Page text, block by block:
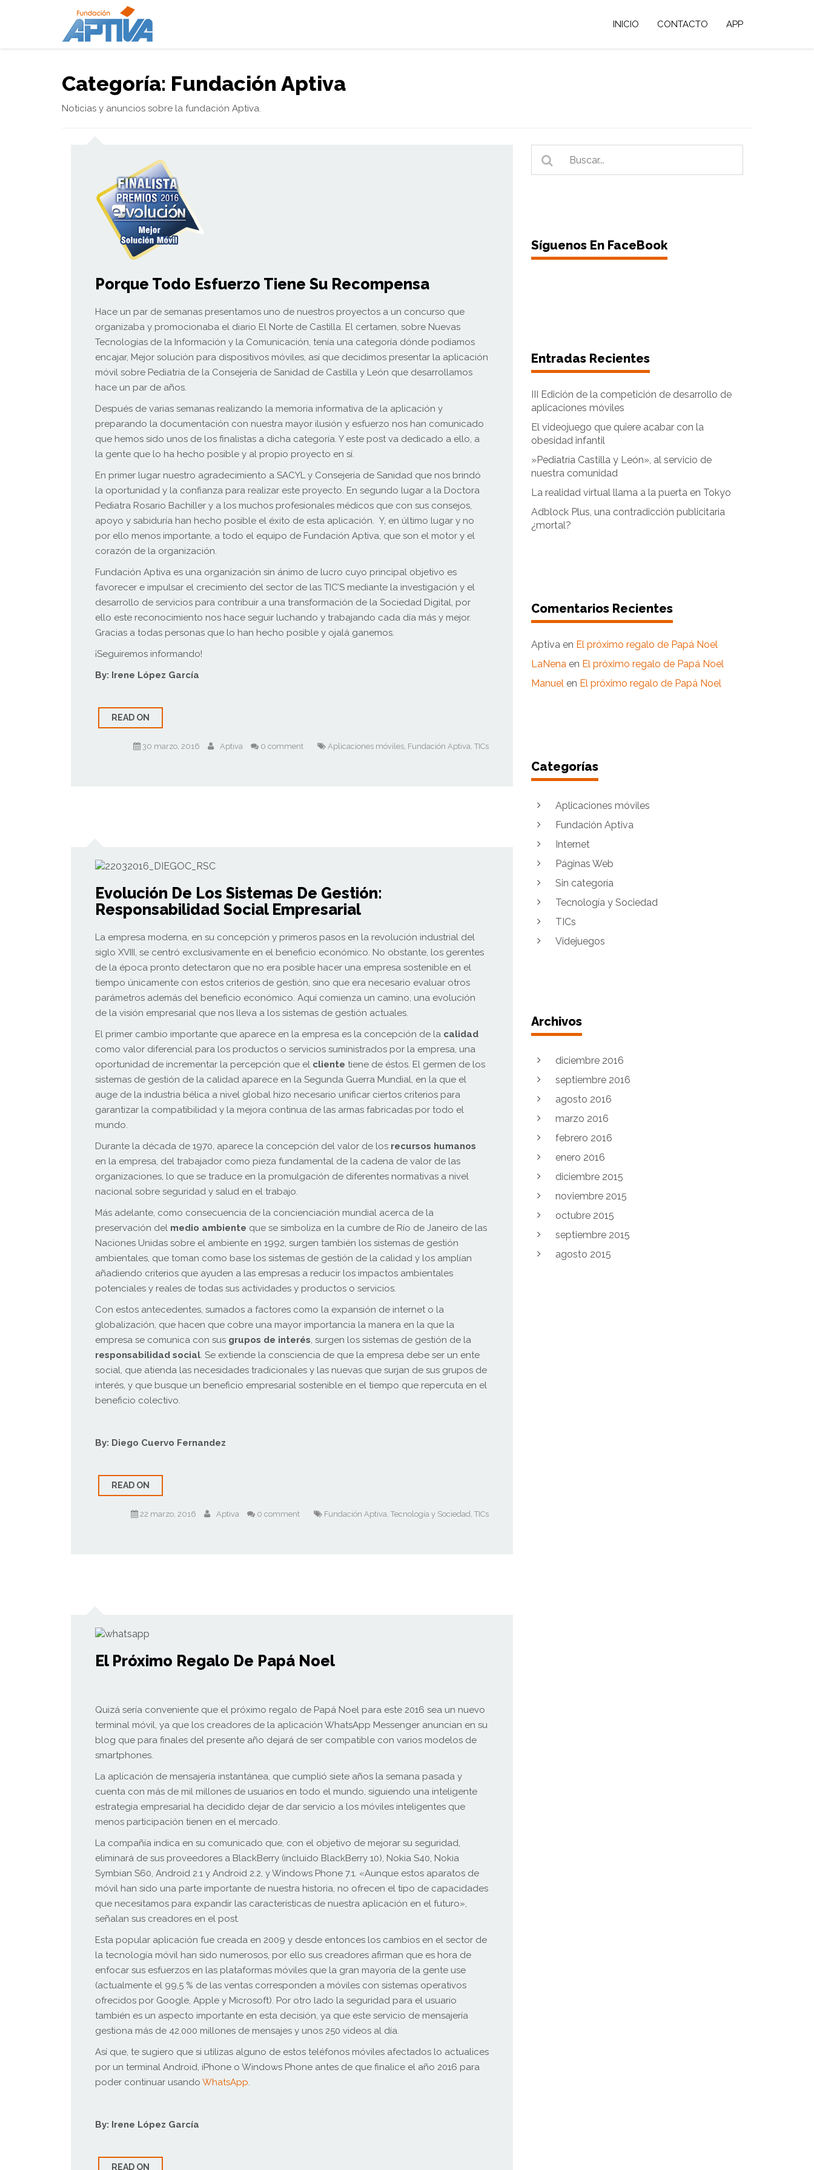
INICIO CONTACTO APP
Categoría: Fundación Aptiva
Noticias y anuncios sobre la fundación Aptiva.
Porque Todo Esfuerzo Tiene Su Recompensa
Hace un par de semanas presentamos uno de nuestros proyectos a un concurso que
organizaba y promocionaba el diario El Norte de Castilla. El certamen, sobre Nuevas
Tecnologías de la Información y la Comunicación, tenía una categoría dónde podíamos
encajar, Mejor solución para dispositivos móviles, así que decidimos presentar la aplicación
móvil sobre Pediatría de la Consejería de Sanidad de Castilla y León que desarrollamos
hace un par de años.
Después de varias semanas realizando la memoria informativa de la aplicación y
preparando la documentación con nuestra mayor ilusión y esfuerzo nos han comunicado
que hemos sido unos de los finalistas a dicha categoría. Y este post va dedicado a ello, a
la gente que lo ha hecho posible y al propio proyecto en sí.
En primer lugar nuestro agradecimiento a SACYL y Consejería de Sanidad que nos brindó
la oportunidad y la confianza para realizar este proyecto. En segundo lugar a la Doctora
Pediatra Rosario Bachiller y a los muchos profesionales médicos que con sus consejos,
apoyo y sabiduría han hecho posible el éxito de esta aplicación. Y, en último lugar y no
por ello menos importante, a todo el equipo de Fundación Aptiva, que son el motor y el
corazón de la organización.
Fundación Aptiva es una organización sin ánimo de lucro cuyo principal objetivo es
favorecer e impulsar el crecimiento del sector de las TIC’S mediante la investigación y el
desarrollo de servicios para contribuir a una transformación de la Sociedad Digital, por
ello este reconocimiento nos hace seguir luchando y trabajando cada día más y mejor.
Gracias a todas personas que lo han hecho posible y ojalá ganemos.
¡Seguiremos informando!
By: Irene López García
READ ON
30 marzo, 2016 Aptiva 0 comment Aplicaciones móviles, Fundación Aptiva, TICs
Evolución De Los Sistemas De Gestión:
Responsabilidad Social Empresarial
La empresa moderna, en su concepción y primeros pasos en la revolución industrial del
siglo XVIII, se centró exclusivamente en el beneficio económico. No obstante, los gerentes
de la época pronto detectaron que no era posible hacer una empresa sostenible en el
tiempo únicamente con estos criterios de gestión, sino que era necesario evaluar otros
parámetros además del beneficio económico. Aquí comienza un camino, una evolución
de la visión empresarial que nos lleva a los sistemas de gestión actuales.
El primer cambio importante que aparece en la empresa es la concepción de la calidad
como valor diferencial para los productos o servicios suministrados por la empresa, una
oportunidad de incrementar la percepción que el cliente tiene de éstos. El germen de los
sistemas de gestión de la calidad aparece en la Segunda Guerra Mundial, en la que el
auge de la industria bélica a nivel global hizo necesario unificar ciertos criterios para
garantizar la compatibilidad y la mejora continua de las armas fabricadas por todo el
mundo.
Durante la década de 1970, aparece la concepción del valor de los recursos humanos
en la empresa, del trabajador como pieza fundamental de la cadena de valor de las
organizaciones, lo que se traduce en la promulgación de diferentes normativas a nivel
nacional sobre seguridad y salud en el trabajo.
Más adelante, como consecuencia de la concienciación mundial acerca de la
preservación del medio ambiente que se simboliza en la cumbre de Río de Janeiro de las
Naciones Unidas sobre el ambiente en 1992, surgen también los sistemas de gestión
ambientales, que toman como base los sistemas de gestión de la calidad y los amplían
añadiendo criterios que ayuden a las empresas a reducir los impactos ambientales
potenciales y reales de todas sus actividades y productos o servicios.
Con estos antecedentes, sumados a factores como la expansión de internet o la
globalización, que hacen que cobre una mayor importancia la manera en la que la
empresa se comunica con sus grupos de interés, surgen los sistemas de gestión de la
responsabilidad social. Se extiende la consciencia de que la empresa debe ser un ente
social, que atienda las necesidades tradicionales y las nuevas que surjan de sus grupos de
interés, y que busque un beneficio empresarial sostenible en el tiempo que repercuta en el
beneficio colectivo.
By: Diego Cuervo Fernandez
READ ON
22 marzo, 2016 Aptiva 0 comment Fundación Aptiva Tecnología y Sociedad TICs
El Próximo Regalo De Papá Noel
Quizá sería conveniente que el próximo regalo de Papá Noel para este 2016 sea un nuevo
terminal móvil, ya que los creadores de la aplicación WhatsApp Messenger anuncian en su
blog que para finales del presente año dejará de ser compatible con varios modelos de
smartphones.
La aplicación de mensajería instantánea, que cumplió siete años la semana pasada y
cuenta con más de mil millones de usuarios en todo el mundo, siguiendo una inteligente
estrategia empresarial ha decidido dejar de dar servicio a los móviles inteligentes que
menos participación tienen en el mercado.
La compañía indica en su comunicado que, con el objetivo de mejorar su seguridad,
eliminará de sus proveedores a BlackBerry (incluido BlackBerry 10), Nokia S40, Nokia
Symbian S60, Android 2.1 y Android 2.2, y Windows Phone 7.1. «Aunque estos aparatos de
móvil han sido una parte importante de nuestra historia, no ofrecen el tipo de capacidades
que necesitamos para expandir las características de nuestra aplicación en el futuro»,
señalan sus creadores en el post.
Esta popular aplicación fue creada en 2009 y desde entonces los cambios en el sector de
la tecnología móvil han sido numerosos, por ello sus creadores afirman que es hora de
enfocar sus esfuerzos en las plataformas móviles que la gran mayoría de la gente use
(actualmente el 99,5 % de las ventas corresponden a móviles con sistemas operativos
ofrecidos por Google, Apple y Microsoft). Por otro lado la seguridad para el usuario
también es un aspecto importante en esta decisión, ya que este servicio de mensajería
gestiona más de 42.000 millones de mensajes y unos 250 videos al día.
Así que, te sugiero que si utilizas alguno de estos teléfonos móviles afectados lo actualices
por un terminal Android, iPhone o Windows Phone antes de que finalice el año 2016 para
poder continuar usando WhatsApp.
By: Irene López García
READ ON
Síguenos En FaceBook
Entradas Recientes
III Edición de la competición de desarrollo de
aplicaciones móviles
El videojuego que quiere acabar con la
obesidad infantil
»Pediatría Castilla y León», al servicio de
nuestra comunidad
La realidad virtual llama a la puerta en Tokyo
Adblock Plus, una contradicción publicitaria
¿mortal?
Comentarios Recientes
Aptiva en El próximo regalo de Papá Noel
LaNena en El próximo regalo de Papá Noel
Manuel en El próximo regalo de Papá Noel
Categorías
Aplicaciones móviles
Fundación Aptiva
Internet
Páginas Web
Sin categoría
Tecnología y Sociedad
TICs
Videjuegos
Archivos
diciembre 2016
septiembre 2016
agosto 2016
marzo 2016
febrero 2016
enero 2016
diciembre 2015
noviembre 2015
octubre 2015
septiembre 2015
agosto 2015